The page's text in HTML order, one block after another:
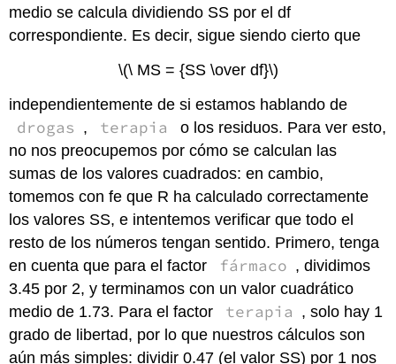
medio se calcula dividiendo SS por el df
correspondiente. Es decir, sigue siendo cierto que
\(\ MS = {SS \over df}\)
independientemente de si estamos hablando de
drogas , terapia
o los residuos. Para ver esto,
no nos preocupemos por cómo se calculan las
sumas de los valores cuadrados: en cambio,
tomemos con fe que R ha calculado correctamente
los valores SS, e intentemos verificar que todo el
resto de los números tengan sentido. Primero, tenga
en cuenta que para el factor
fármaco , dividimos
3.45 por 2, y terminamos con un valor cuadrático
medio de 1.73. Para el factor
terapia , solo hay 1
grado de libertad, por lo que nuestros cálculos son
aún más simples: dividir 0.47 (el valor SS) por 1 nos